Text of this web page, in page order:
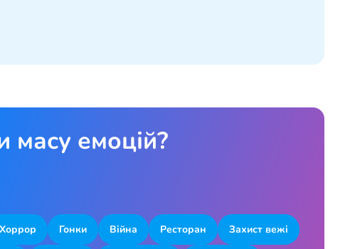
масу емоцій?
Хоррор Гонки Війна Ресторан Захист вежі